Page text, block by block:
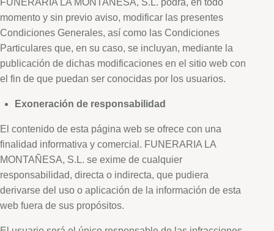
FUNERARIA LA MONTAÑESA, S.L. podrá, en todo
momento y sin previo aviso, modificar las presentes
Condiciones Generales, así como las Condiciones
Particulares que, en su caso, se incluyan, mediante la
publicación de dichas modificaciones en el sitio web con
el fin de que puedan ser conocidas por los usuarios.
Exoneración de responsabilidad
El contenido de esta página web se ofrece con una
finalidad informativa y comercial. FUNERARIA LA
MONTAÑESA, S.L. se exime de cualquier
responsabilidad, directa o indirecta, que pudiera
derivarse del uso o aplicación de la información de esta
web fuera de sus propósitos.